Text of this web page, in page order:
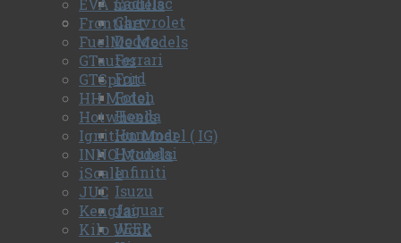
Chevrolet
Dodge
Ferrari
Ford
Foton
Honda
Hummer
Hyundai
Infiniti
Isuzu
Jaguar
JEEP
EVA models
Frontiart
FuelMe Models
GTautos
GTSpirit
HH Model
Hotwheels
Ignition Model ( IG)
INNO Models
iScale
JUC
Kengfai
Kilo Work